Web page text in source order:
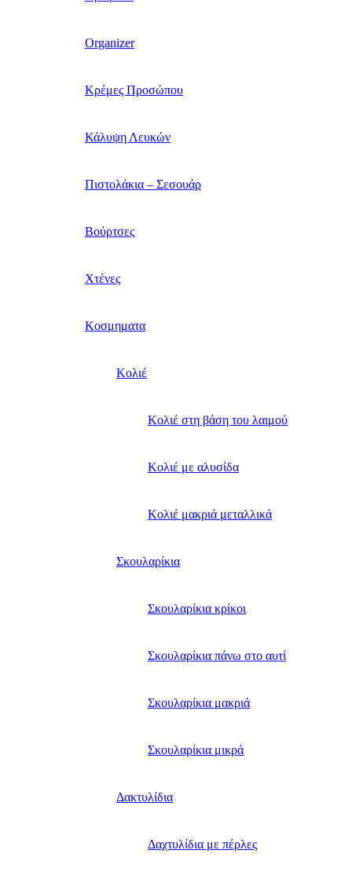
Organizer
Κρέμες Προσώπου
Κάλυψη Λευκών
Πιστολάκια – Σεσουάρ
Βούρτσες
Χτένες
Κοσμηματα
Κολιέ
Κολιέ στη βάση του λαιμού
Κολιέ με αλυσίδα
Κολιέ μακριά μεταλλικά
Σκουλαρίκια
Σκουλαρίκια κρίκοι
Σκουλαρίκια πάνω στο αυτί
Σκουλαρίκια μακριά
Σκουλαρίκια μικρά
Δακτυλίδια
Δαχτυλίδια με πέρλες